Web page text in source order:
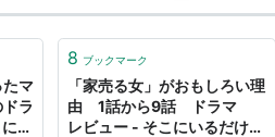
マ
ラ
い
8 ブックマーク
「家売る女」がおもしろい理
由 1話から9話 ドラマ
レビュー - そこにいるだけで